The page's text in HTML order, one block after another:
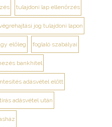
tulajdoni lap ellenőrzés
jog tulajdoni lapon
előleg foglaló szabályai
bankhitel
adásvétel előtt
adásvétel után